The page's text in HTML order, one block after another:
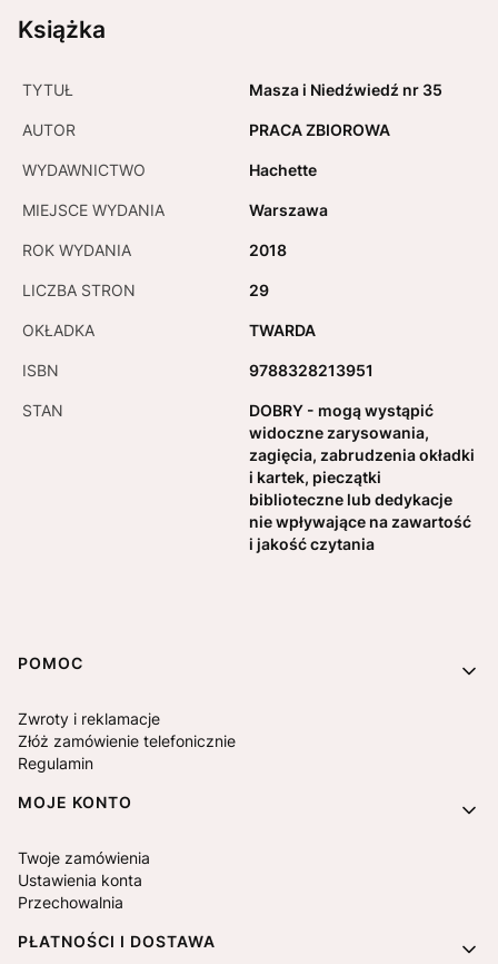
Książka
TYTUŁ Masza i Niedźwiedź nr 35
AUTOR PRACA ZBIOROWA
WYDAWNICTWO Hachette
MIEJSCE WYDANIA Warszawa
ROK WYDANIA 2018
LICZBA STRON 29
OKŁADKA TWARDA
ISBN 9788328213951
STAN
DOBRY - mogą wystąpić
widoczne zarysowania,
zagięcia, zabrudzenia okładki
i kartek, pieczątki
biblioteczne lub dedykacje
nie wpływające na zawartość
i jakość czytania
Linki w stopce
POMOC
Zwroty i reklamacje
Złóż zamówienie telefonicznie
Regulamin
MOJE KONTO
Twoje zamówienia
Ustawienia konta
Przechowalnia
PŁATNOŚCI I DOSTAWA